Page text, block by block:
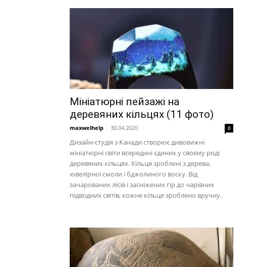
Мініатюрні пейзажі на
деревяних кільцях (11 фото)
maxwelhelp - 30.04.2020 0
Дизайн-студія з Канади створює дивовижні
мініатюрні світи всередині єдиних у своєму роді
деревяних кільцях. Кільця зроблені з дерева,
ювелірної смоли і бджолиного воску. Від
зачарованих лісів і засніжених гір до чарівних
підводних світів, кожне кільце зроблено вручну.